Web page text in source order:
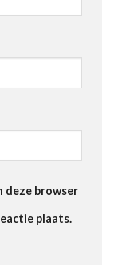
deze browser
plaats.